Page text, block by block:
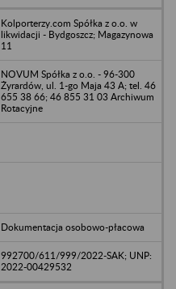
Kolporterzy.com Spółka z o.o. w
likwidacji - Bydgoszcz; Magazynowa
11
NOVUM Spółka z o.o. - 96-300
Żyrardów, ul. 1-go Maja 43 A; tel. 46
655 38 66; 46 855 31 03 Archiwum
Rotacyjne
Dokumentacja osobowo-płacowa
992700/611/999/2022-SAK; UNP:
2022-00429532